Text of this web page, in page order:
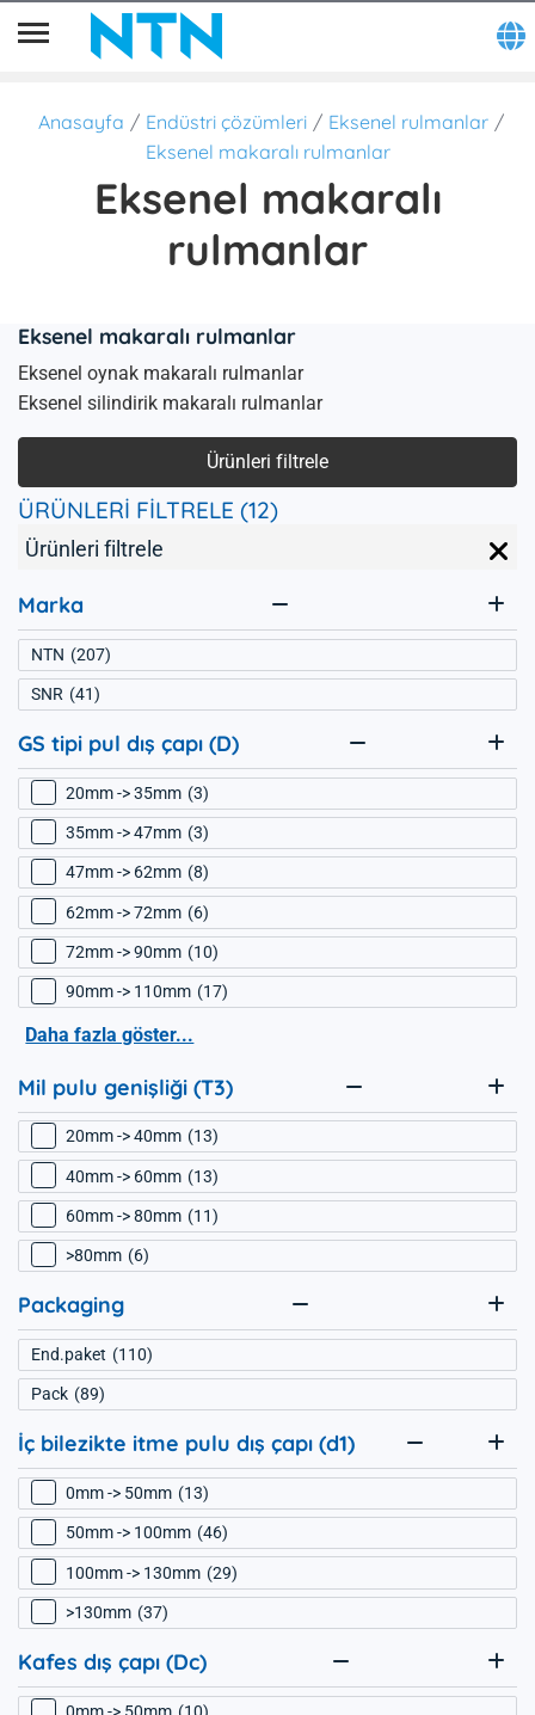
Anasayfa Endüstri çözümleri
Eksenel rulmanlar
Eksenel makaralı rulmanlar
Eksenel makaralı
rulmanlar
Eksenel makaralı rulmanlar
Eksenel oynak makaralı rulmanlar
Eksenel silindirik makaralı rulmanlar
Ürünleri filtrele
ÜRÜNLERİ FİLTRELE (12)
Ürünleri filtrele
Marka
NTN
207
SNR 41
GS tipi pul dış çapı (D)
20mm -> 35mm 3
35mm -> 47mm 3
47mm -> 62mm
8
62mm -> 72mm 6
72mm -> 90mm 10
90mm -> 110mm 17
Daha fazla göster...
Mil pulu genişliği (T3)
20mm -> 40mm 13
40mm -> 60mm 13
60mm -> 80mm 11
>80mm 6
Packaging
End.paket
110
Pack 89
İç bilezikte itme pulu dış çapı (d1)
0mm -> 50mm 13
50mm -> 100mm 46
100mm -> 130mm 29
>130mm 37
Kafes dış çapı (Dc)